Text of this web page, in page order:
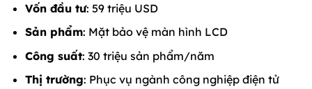
Vốn đầu tư: 59 triệu USD
Sản phẩm: Mặt bảo vệ màn hình LCD
Công suất: 30 triệu sản phẩm/năm
Thị trường: Phục vụ ngành công nghiệp điện tử